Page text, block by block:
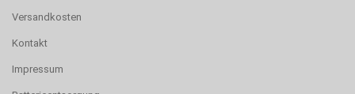
Versandkosten
Kontakt
Impressum